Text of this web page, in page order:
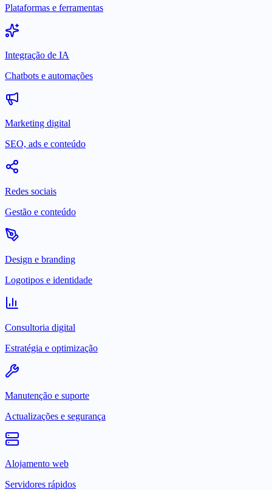
Plataformas e ferramentas
Integração de IA
Chatbots e automações
Marketing digital
SEO, ads e conteúdo
Redes sociais
Gestão e conteúdo
Design e branding
Logotipos e identidade
Consultoria digital
Estratégia e optimização
Manutenção e suporte
Actualizações e segurança
Alojamento web
Servidores rápidos